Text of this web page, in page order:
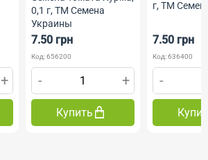
+
0,1 г, ТМ Семена
Украины
7.50 грн
Код: 656200
- +
Купить
г, ТМ
7.50 грн
Код: 636400
-